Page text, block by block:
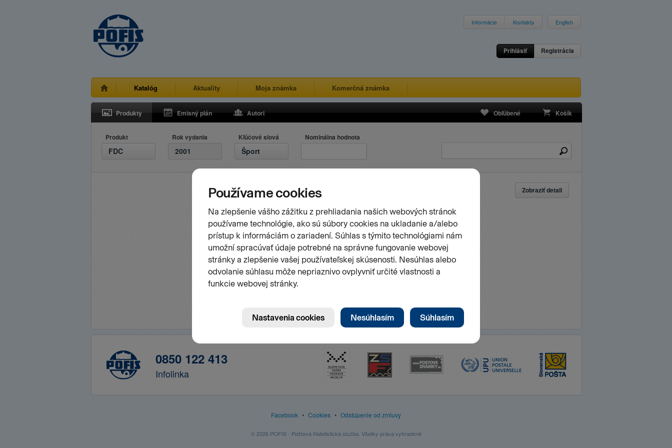
Informácie Kontakty English
Prihlásiť Registrácia
Katalóg Aktuality Moja známka Komerčná známka
Produkty Emisný plán Autori Obľúbené Košík
Produkt
FDC
Rok vydania
2001
Kľúčové slová
Šport
Nominálna hodnota
Zobraziť detail
0850 122 413
Infolinka
Facebook • Cookies • Odstúpenie od zmluvy
© 2026 POFIS - Poštová filatelistická služba. Všetky práva vyhradené